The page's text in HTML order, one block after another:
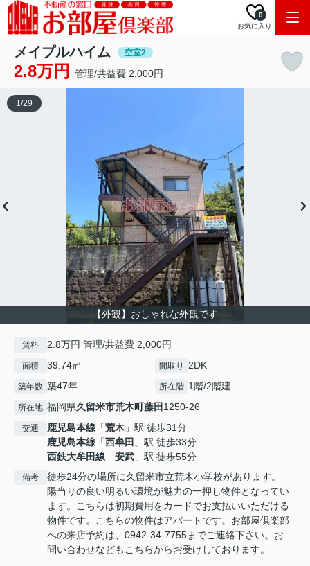
お気に入り
0
メイプルハイム 空室2
2.8万円 管理/共益費 2,000円
【外観】おしゃれな外観です
1/29
賃料 2.8万円 管理/共益費 2,000円
面積 39.74㎡ 間取り 2DK
築年数 築47年 所在階 1階/2階建
所在地 福岡県久留米市荒木町藤田 1250-26
交通 鹿児島本線 「荒木 」駅 徒歩31分
鹿児島本線 「西牟田 」駅 徒歩33分
西鉄大牟田線 「安武 」駅 徒歩55分
備考
徒歩24分の場所に久留米市立荒木小学校があります。
陽当りの良い明るい環境が魅力の一押し物件となってい
ます。こちらは初期費用をカードでお支払いいただける
物件です。こちらの物件はアパートです。お部屋倶楽部
への来店予約は、0942-34-7755までご連絡下さい。お
問い合わせなどもこちらからお受けしております。